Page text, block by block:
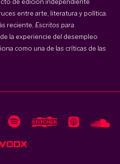
entre arte, literatura y política.
reciente, Escritos para
la experiencie del desempleo
como una de las críticas de las